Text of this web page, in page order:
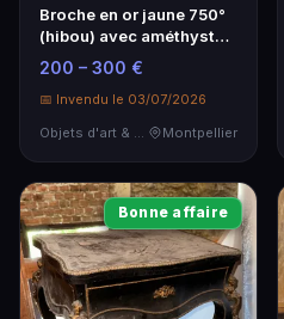
Broche en or jaune 750°
(hibou) avec améthyste -
Élégance intemporelle
200 – 300 €
📅 Invendu le 03/07/2026
Montpellier
Bonne affaire